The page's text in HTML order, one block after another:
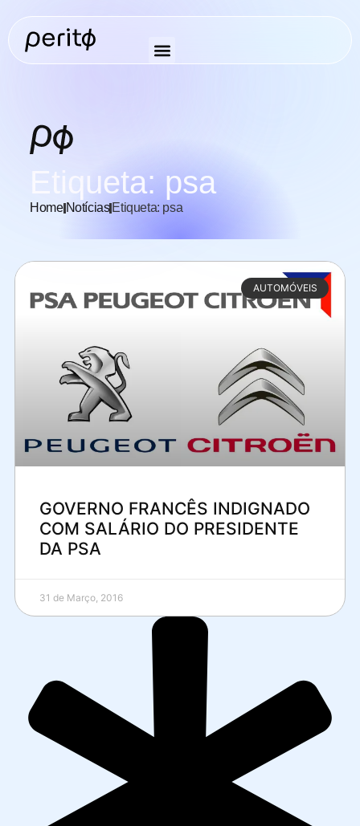
Etiqueta: psa
HomeNotícias Etiqueta: psa
AUTOMÓVEIS
GOVERNO FRANCÊS INDIGNADO
COM SALÁRIO DO PRESIDENTE
DA PSA
31 de Março, 2016